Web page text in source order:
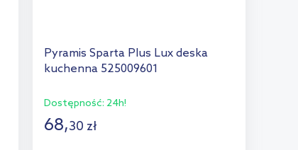
Pyramis Sparta Plus Lux deska
kuchenna 525009601
Dostępność: 24h!
68,30 zł